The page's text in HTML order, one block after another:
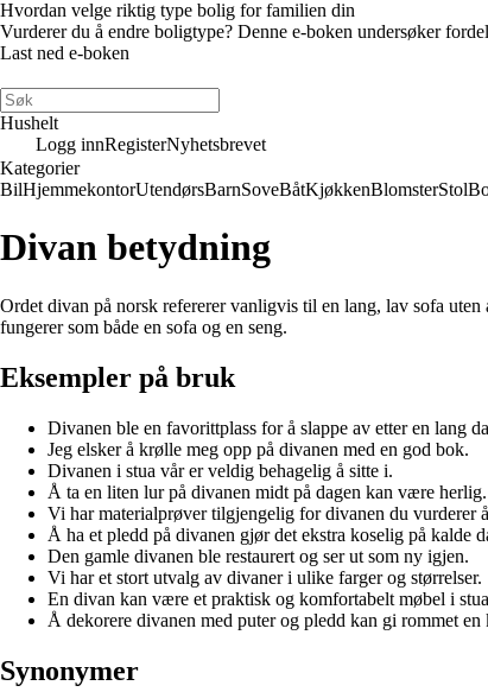
Hvordan velge riktig type bolig for familien din
Vurderer du å endre boligtype? Denne e-boken undersøker
Last ned e-boken
Hushelt
Logg innRegisterNyhetsbrevet
Kategorier
BilHjemmekontorUtendørsBarnSoveBåtKjøkkenBlomsterStol
Divan betydning
Ordet divan på norsk refererer vanligvis til en lang, lav sofa
fungerer som både en sofa og en seng.
Eksempler på bruk
Divanen ble en favorittplass for å slappe av etter en lang
Jeg elsker å krølle meg opp på divanen med en god bok.
Divanen i stua vår er veldig behagelig å sitte i.
Å ta en liten lur på divanen midt på dagen kan være herlig.
Vi har materialprøver tilgjengelig for divanen du vurderer
Å ha et pledd på divanen gjør det ekstra koselig på kalde
Den gamle divanen ble restaurert og ser ut som ny igjen.
Vi har et stort utvalg av divaner i ulike farger og størrelser.
En divan kan være et praktisk og komfortabelt møbel i
Å dekorere divanen med puter og pledd kan gi rommet
Synonymer